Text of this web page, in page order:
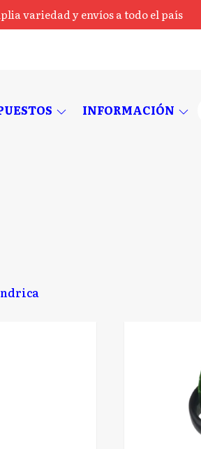
variedad y envíos a todo el país
INFORMACIÓN